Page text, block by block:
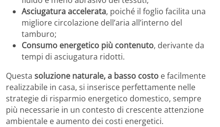
Asciugatura accelerata, poiché il foglio facilita una
migliore circolazione dell’aria all’interno del
tamburo;
Consumo energetico più contenuto, derivante da
tempi di asciugatura ridotti.
Questa soluzione naturale, a basso costo e facilmente
realizzabile in casa, si inserisce perfettamente nelle
strategie di risparmio energetico domestico, sempre
più necessarie in un contesto di crescente attenzione
ambientale e aumento dei costi energetici.